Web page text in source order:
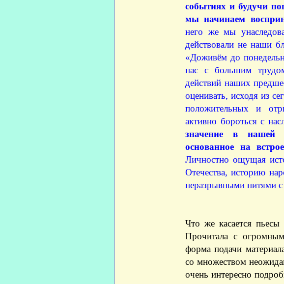
событиях и будучи
мы начинаем
него же мы
действовали не наши
«Доживём до
нас с большим трудом
действий наших
оценивать, исходя из
положительных и
активно бороться с
значение в нашей
основанное на
Личностно ощущая
Отечества, историю
неразрывными нитями
Что же касается пьесы
Прочитала с
форма подачи
со множеством
очень интересно